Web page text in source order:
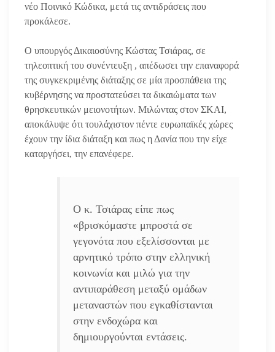
νέο Ποινικό Κώδικα, μετά τις αντιδράσεις που
προκάλεσε.
Ο υπουργός Δικαιοσύνης Κώστας Τσιάρας, σε
τηλεοπτική του συνέντευξη , απέδωσει την επαναφορά
της συγκεκριμένης διάταξης σε μία προσπάθεια της
κυβέρνησης να προστατεύσει τα δικαιώματα των
θρησκευτικών μειονοτήτων. Μιλώντας στον ΣΚΑΙ,
αποκάλυψε ότι τουλάχιστον πέντε ευρωπαϊκές χώρες
έχουν την ίδια διάταξη και πως η Δανία που την είχε
καταργήσει, την επανέφερε.
Ο κ. Τσιάρας είπε πως
«βρισκόμαστε μπροστά σε
γεγονότα που εξελίσσονται με
αρνητικό τρόπο στην ελληνική
κοινωνία και μιλώ για την
αντιπαράθεση μεταξύ ομάδων
μεταναστών που εγκαθίστανται
στην ενδοχώρα και
δημιουργούνται εντάσεις.